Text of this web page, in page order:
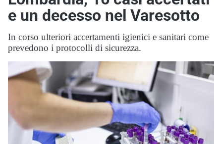
e un decesso nel Varesotto
In corso ulteriori accertamenti igienici e sanitari come
prevedono i protocolli di sicurezza.